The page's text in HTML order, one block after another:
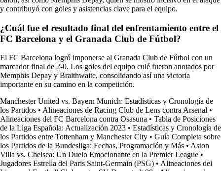
y contribuyó con goles y asistencias clave para el equipo.
¿Cuál fue el resultado final del enfrentamiento entre el
FC Barcelona y el Granada Club de Fútbol?
El FC Barcelona logró imponerse al Granada Club de Fútbol con un
marcador final de 2-0. Los goles del equipo culé fueron anotados por
Memphis Depay y Braithwaite, consolidando así una victoria
importante en su camino en la competición.
Manchester United vs. Bayern Munich: Estadísticas y Cronología de
los Partidos • Alineaciones de Racing Club de Lens contra Arsenal •
Alineaciones del FC Barcelona contra Osasuna • Tabla de Posiciones
de la Liga Española: Actualización 2023 • Estadísticas y Cronología de
los Partidos entre Tottenham y Manchester City • Guía Completa sobre
los Partidos de la Bundesliga: Fechas, Programación y Más • Aston
Villa vs. Chelsea: Un Duelo Emocionante en la Premier League •
Jugadores Estrella del Paris Saint-Germain (PSG) • Alineaciones del